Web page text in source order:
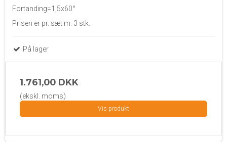
Fortanding=1,5x60°
Prisen er pr. sæt m. 3 stk.
På lager
1.761,00 DKK
(ekskl. moms)
Vis produkt